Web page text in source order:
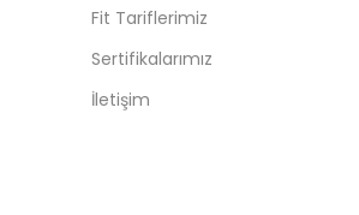
Fit Tariflerimiz
Sertifikalarımız
İletişim